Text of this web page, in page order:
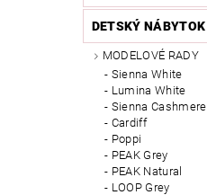
DETSKÝ NÁBYTOK
MODELOVÉ RADY
Sienna White
Lumina White
Sienna Cashmere
Cardiff
Poppi
PEAK Grey
PEAK Natural
LOOP Grey